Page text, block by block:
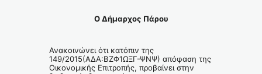
Ο Δήμαρχος Πάρου
Ανακοινώνει ότι κατόπιν της
149/2015(ΑΔΑ:ΒΖΦ1ΩΞΓ-ΨΝΨ) απόφαση της
Οικονομικής Επιτροπής, προβαίνει στην